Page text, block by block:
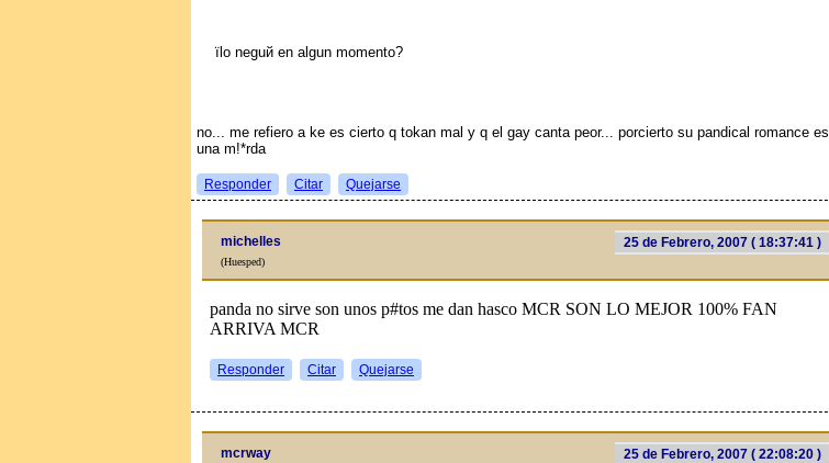
їlo neguй en algun momento?
no... me refiero a ke es cierto q tokan mal y q el gay canta peor... porcierto su pandical romance es
una m!*rda
Responder Citar Quejarse
25 de Febrero, 2007 ( 18:37:41 )
michelles
(Huesped)
panda no sirve son unos p#tos me dan hasco MCR SON LO MEJOR 100% FAN
ARRIVA MCR
Responder Citar Quejarse
25 de Febrero, 2007 ( 22:08:20 )
mcrway